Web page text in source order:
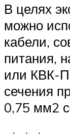
В целях
можно
кабели,
питания,
или КВК-
сечения
0,75 мм2